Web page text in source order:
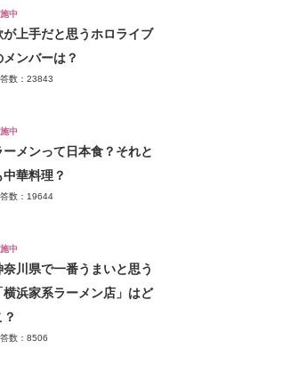
中
が上手だと思うホロライブ
メンバーは？
答数：23843
中
ーメンって日本食？それと
中華料理？
答数：19644
中
奈川県で一番うまいと思う
横浜家系ラーメン店」はど
？
答数：8506